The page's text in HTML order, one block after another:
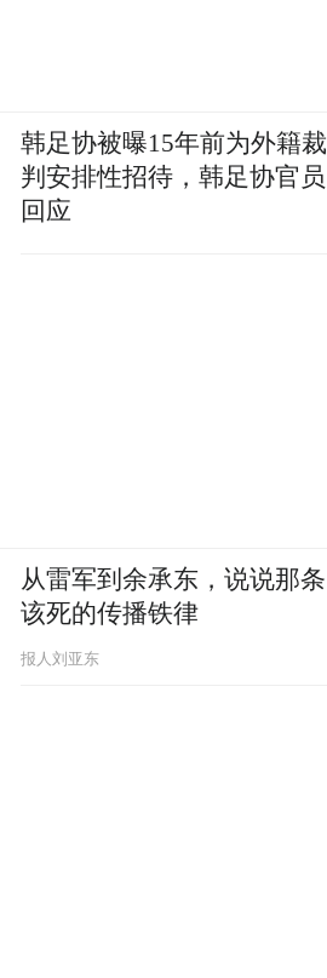
韩足协被曝15年前为外籍裁
判安排性招待，韩足协官员
回应
从雷军到余承东，说说那条
该死的传播铁律
报人刘亚东